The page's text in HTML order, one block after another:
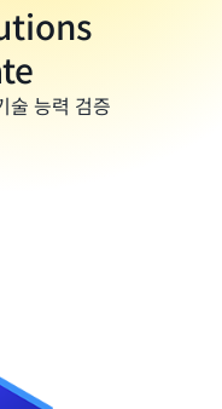
술 능력 검증